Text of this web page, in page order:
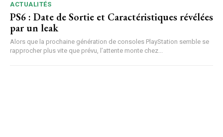
ACTUALITÉS
PS6 : Date de Sortie et Caractéristiques révélées
par un leak
Alors que la prochaine génération de consoles PlayStation semble se
rapprocher plus vite que prévu, l’attente monte chez...